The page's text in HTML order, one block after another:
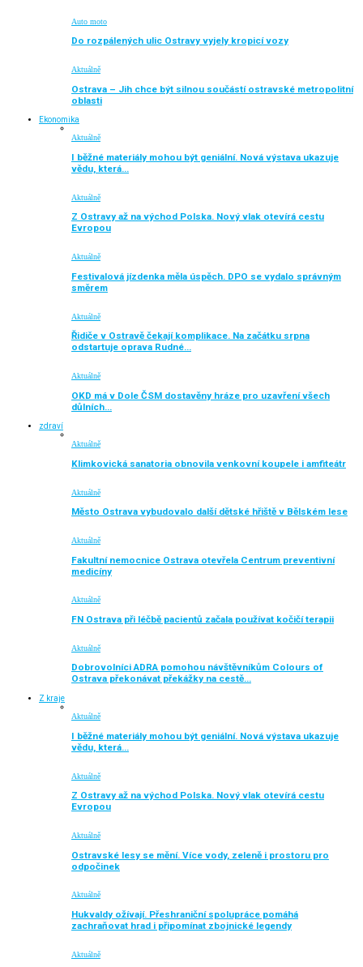
Auto moto
Do rozpálených ulic Ostravy vyjely kropicí vozy
Aktuálně
Ostrava – Jih chce být silnou součástí ostravské metropolitní
oblasti
Ekonomika
Aktuálně
I běžné materiály mohou být geniální. Nová výstava ukazuje
vědu, která…
Aktuálně
Z Ostravy až na východ Polska. Nový vlak otevírá cestu
Evropou
Aktuálně
Festivalová jízdenka měla úspěch. DPO se vydalo správným
směrem
Aktuálně
Řidiče v Ostravě čekají komplikace. Na začátku srpna
odstartuje oprava Rudné…
Aktuálně
OKD má v Dole ČSM dostavěny hráze pro uzavření všech
důlních…
zdraví
Aktuálně
Klimkovická sanatoria obnovila venkovní koupele i amfiteátr
Aktuálně
Město Ostrava vybudovalo další dětské hřiště v Bělském lese
Aktuálně
Fakultní nemocnice Ostrava otevřela Centrum preventivní
medicíny
Aktuálně
FN Ostrava při léčbě pacientů začala používat kočičí terapii
Aktuálně
Dobrovolníci ADRA pomohou návštěvníkům Colours of
Ostrava překonávat překážky na cestě…
Z kraje
Aktuálně
I běžné materiály mohou být geniální. Nová výstava ukazuje
vědu, která…
Aktuálně
Z Ostravy až na východ Polska. Nový vlak otevírá cestu
Evropou
Aktuálně
Ostravské lesy se mění. Více vody, zeleně i prostoru pro
odpočinek
Aktuálně
Hukvaldy ožívají. Přeshraniční spolupráce pomáhá
zachraňovat hrad i připomínat zbojnické legendy
Aktuálně